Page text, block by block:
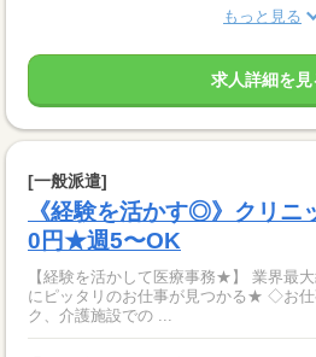
もっと見る
求人詳細を見
[一般派遣]
《経験を活かす◎》クリニ
0円★週5〜OK
【経験を活かして医療事務★】 業界最
にピッタリのお仕事が見つかる★ ◇お仕事内容◇ 病院やクリニッ
ク、介護施設での ...